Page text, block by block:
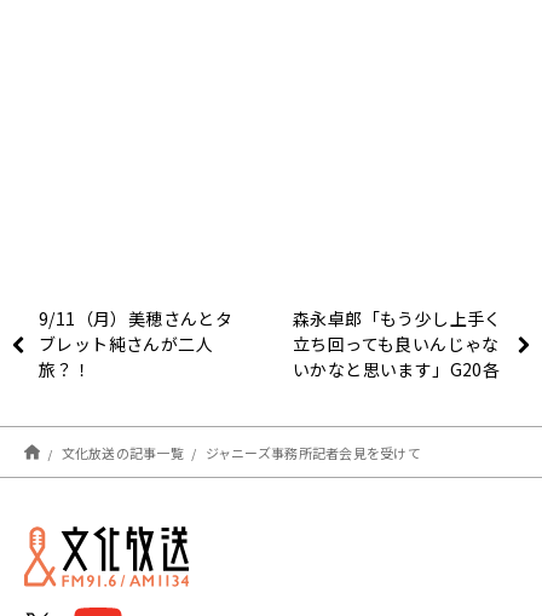
9/11（月）美穂さんとタ
ブレット純さんが二人
旅？！
森永卓郎「もう少し上手く
立ち回っても良いんじゃな
いかなと思います」G20各
文化放送の記事一覧 ジャニーズ事務所記者会見を受けて